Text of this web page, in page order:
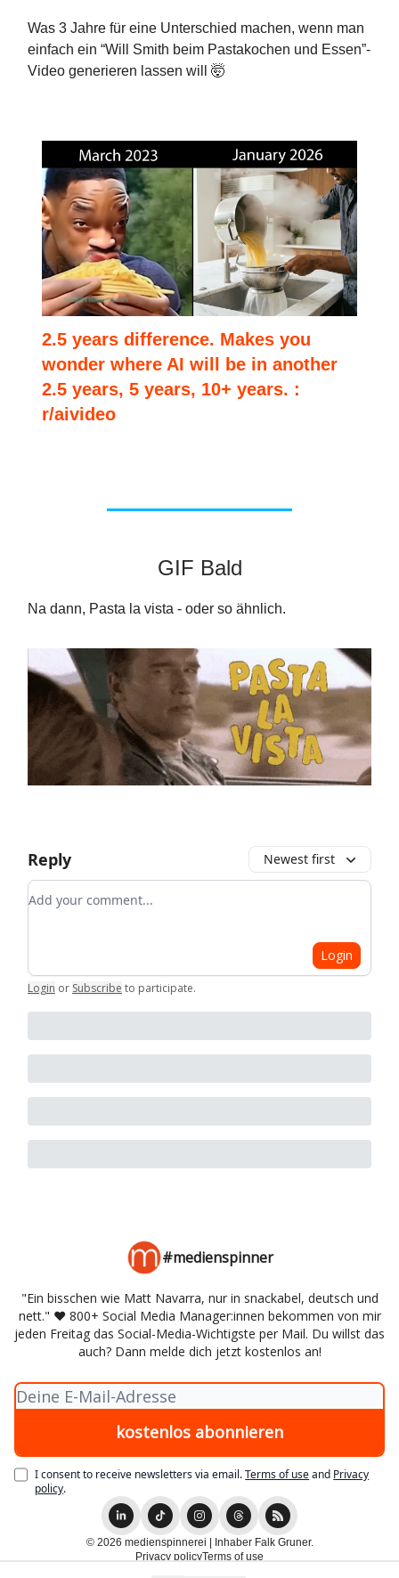
Was 3 Jahre für eine Unterschied machen, wenn man
einfach ein “Will Smith beim Pastakochen und Essen”-
Video generieren lassen will 🤯
2.5 years difference. Makes you
wonder where AI will be in another
2.5 years, 5 years, 10+ years. :
r/aivideo
GIF Bald
Na dann, Pasta la vista - oder so ähnlich.
Reply Newest first
Add your comment
Login
Login or Subscribe to participate.
#medienspinner
"Ein bisschen wie Matt Navarra, nur in snackabel, deutsch und
nett." ♥️ 800+ Social Media Manager:innen bekommen von mir
jeden Freitag das Social-Media-Wichtigste per Mail. Du willst das
auch? Dann melde dich jetzt kostenlos an!
I consent to receive newsletters via email.Terms of useand Privacy
policy.
© 2026 medienspinnerei | Inhaber Falk Gruner.
Privacy policyTerms of use